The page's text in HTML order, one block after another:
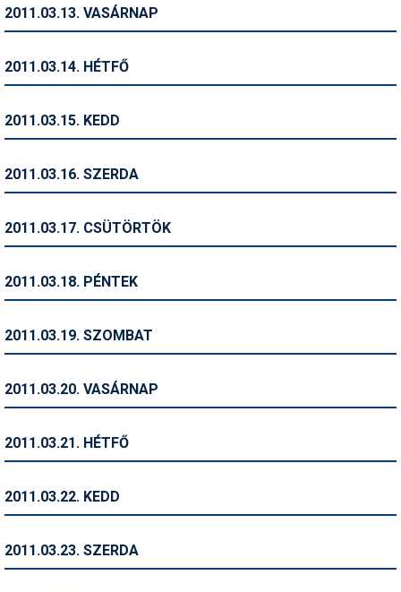
Sífelszerelés
Símánia
Síszerviz
Snowboard
Szakértők
Telemark
2011.03.13. VASÁRNAP
2011.03.14. HÉTFŐ
2011.03.15. KEDD
2011.03.16. SZERDA
2011.03.17. CSÜTÖRTÖK
2011.03.18. PÉNTEK
2011.03.19. SZOMBAT
2011.03.20. VASÁRNAP
2011.03.21. HÉTFŐ
2011.03.22. KEDD
2011.03.23. SZERDA